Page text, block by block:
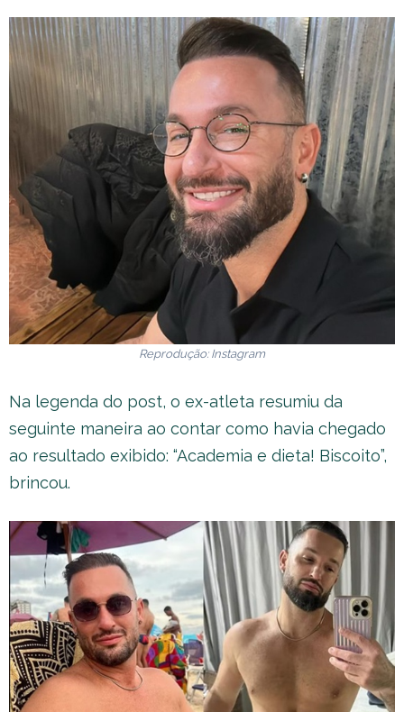
Reprodução: Instagram
Na legenda do post, o ex-atleta resumiu da
seguinte maneira ao contar como havia chegado
ao resultado exibido: “Academia e dieta! Biscoito”,
brincou.